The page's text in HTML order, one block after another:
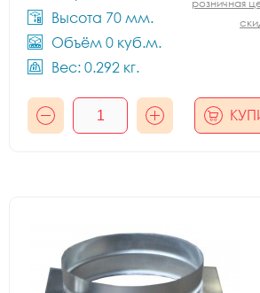
Высота 70 мм.
Объём 0 куб.м.
Вес: 0.292 кг.
розничная